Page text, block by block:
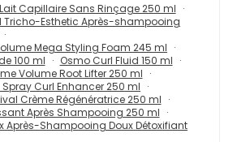
Capillaire Sans Rinçage 250 ml
Tricho-Esthetic Après-shampooing
Mega Styling Foam 245 ml
100 ml
Osmo Curl Fluid 150 ml
Volume Root Lifter 250 ml
Curl Enhancer 250 ml
Crème Régénératrice 250 ml
Après Shampooing 250 ml
Après-Shampooing Doux Détoxifiant